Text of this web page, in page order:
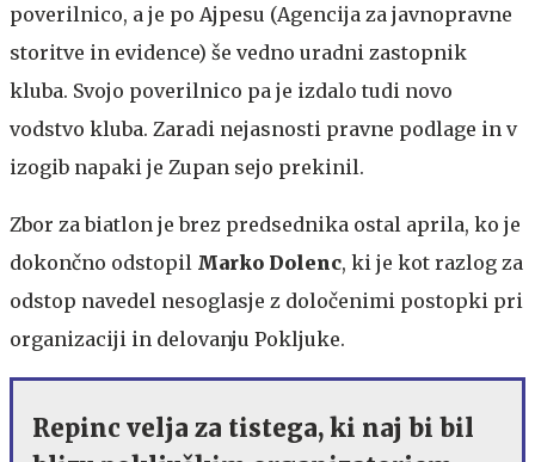
poverilnico, a je po Ajpesu (Agencija za javnopravne
storitve in evidence) še vedno uradni zastopnik
kluba. Svojo poverilnico pa je izdalo tudi novo
vodstvo kluba. Zaradi nejasnosti pravne podlage in v
izogib napaki je Zupan sejo prekinil.
Zbor za biatlon je brez predsednika ostal aprila, ko je
dokončno odstopil Marko Dolenc, ki je kot razlog za
odstop navedel nesoglasje z določenimi postopki pri
organizaciji in delovanju Pokljuke.
Repinc velja za tistega, ki naj bi bil